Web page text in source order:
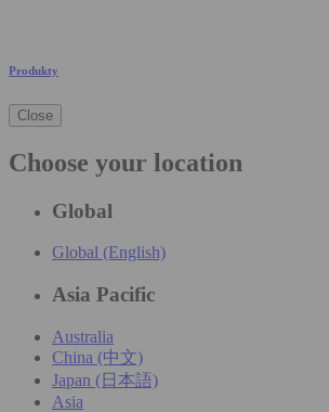
Produkty
Close
Choose your location
Global
Global (English)
Asia Pacific
Australia
China (中文)
Japan (日本語)
Asia